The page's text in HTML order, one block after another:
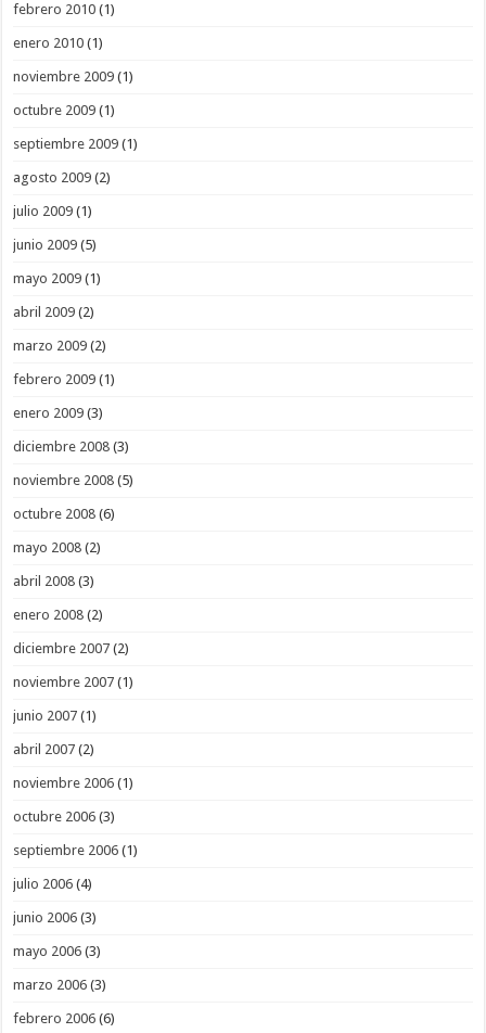
febrero 2010 (1)
enero 2010 (1)
noviembre 2009 (1)
octubre 2009 (1)
septiembre 2009 (1)
agosto 2009 (2)
julio 2009 (1)
junio 2009 (5)
mayo 2009 (1)
abril 2009 (2)
marzo 2009 (2)
febrero 2009 (1)
enero 2009 (3)
diciembre 2008 (3)
noviembre 2008 (5)
octubre 2008 (6)
mayo 2008 (2)
abril 2008 (3)
enero 2008 (2)
diciembre 2007 (2)
noviembre 2007 (1)
junio 2007 (1)
abril 2007 (2)
noviembre 2006 (1)
octubre 2006 (3)
septiembre 2006 (1)
julio 2006 (4)
junio 2006 (3)
mayo 2006 (3)
marzo 2006 (3)
febrero 2006 (6)